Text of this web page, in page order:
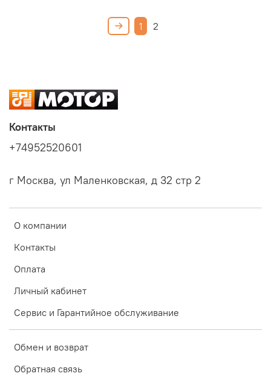
1 2
О компании
Контакты
Оплата
Личный кабинет
Сервис и Гарантийное обслуживание
Обмен и возврат
Обратная связь
Контакты
+74952520601
г Москва, ул Маленковская, д 32 стр 2